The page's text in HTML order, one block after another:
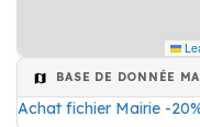
BASE DE DONNÉE
Achat fichier Mairie -